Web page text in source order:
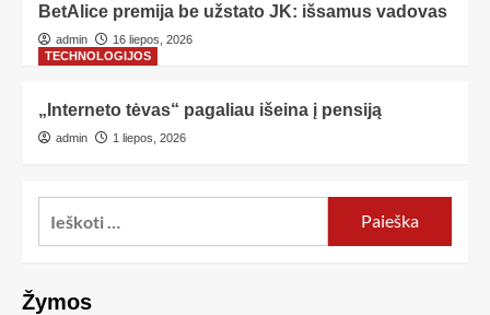
BetAlice premija be užstato JK: išsamus vadovas
admin
16 liepos, 2026
TECHNOLOGIJOS
„Interneto tėvas“ pagaliau išeina į pensiją
admin 1 liepos, 2026
Žymos